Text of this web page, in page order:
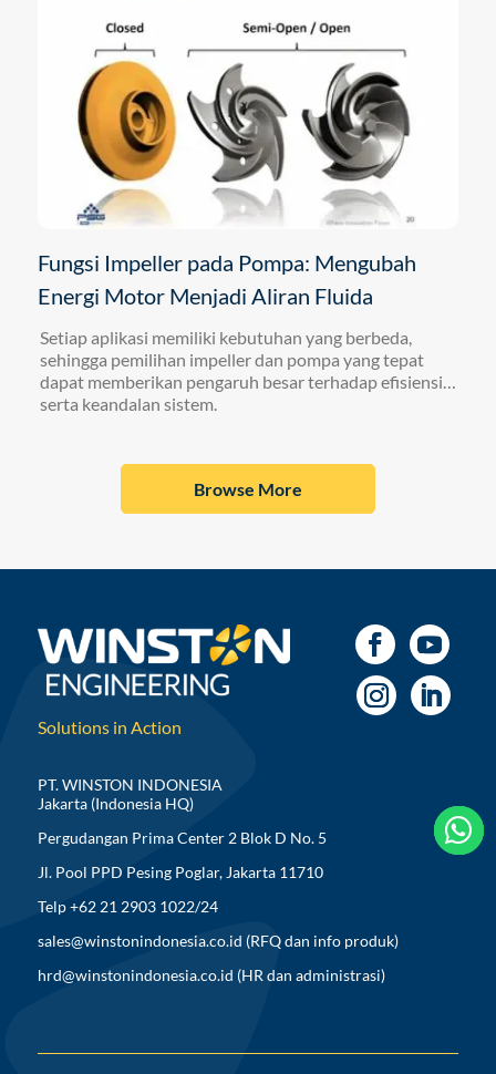
Fungsi Impeller pada Pompa: Mengubah
Energi Motor Menjadi Aliran Fluida
Setiap aplikasi memiliki kebutuhan yang berbeda,
sehingga pemilihan impeller dan pompa yang tepat
dapat memberikan pengaruh besar terhadap efisiensi
serta keandalan sistem.
Browse More
Solutions in Action

PT. WINSTON INDONESIA
Jakarta (Indonesia HQ)
Pergudangan Prima Center 2 Blok D No. 5
Jl. Pool PPD Pesing Poglar, Jakarta 11710
Telp +62 21 2903 1022/24
sales@winstonindonesia.co.id (RFQ dan info produk)
hrd@winstonindonesia.co.id (HR dan administrasi)

